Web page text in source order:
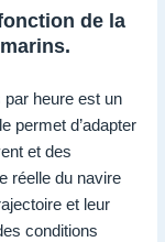
de la
heure est un
permet d’adapter
et des
réelle du navire
et leur
conditions